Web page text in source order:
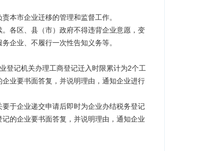
责本市企业迁移的管理和监督工作。
各区、 县（市）政府不得违背企业意愿，变
企业、不履行一次性告知义务等。
登记机关办理工商登记迁入时限累计为2个工
业要书面答复，并说明理由， 通知企业进行
要于企业递交申请后即时为企业办结税务登记
的企业要书面答复，并说明理由， 通知企业